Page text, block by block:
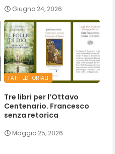
Giugno 24, 2026
FATTI EDITORIALI
Tre libri per l’Ottavo
Centenario. Francesco
senza retorica
Maggio 25, 2026